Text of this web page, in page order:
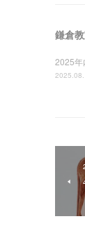
鎌倉
2025年